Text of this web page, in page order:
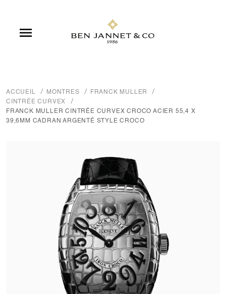

ACCUEIL MONTRES
FRANCK MULLER
CINTRÉE CURVEX
FRANCK MULLER CINTRÉE CURVEX CROCO ACIER 55,4 X
39,6MM CADRAN ARGENTÉ STYLE CROCO